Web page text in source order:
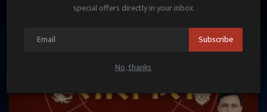
special offers directly in your inbox
Subscribe
No, thanks